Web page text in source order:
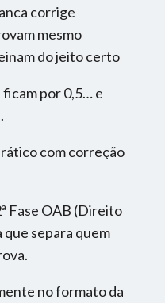
corrige
mesmo
do jeito certo
por 0,5… e
com correção
Fase OAB (Direito
separa quem
no formato da